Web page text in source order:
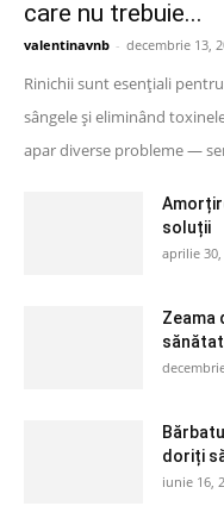
care nu trebuie...
valentinavnb - decembrie 13,
Rinichii sunt esențiali
sângele și eliminând
apar diverse probleme —
soluții
aprilie 30,
Zeama
doriți
iunie 16,